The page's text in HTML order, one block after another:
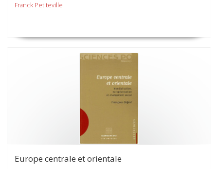
Franck Petiteville
Europe centrale et orientale